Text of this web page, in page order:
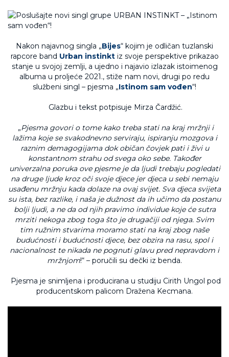
Nakon najavnog singla „Bijes“ kojim je odličan tuzlanski
rapcore band Urban instinktiz svoje perspektive prikazao
stanje u svojoj zemlji, a ujedno i najavio izlazak istoimenog
albuma u proljeće 2021., stiže nam novi, drugi po redu
službeni singl – pjesma „Istinom sam vođen“!
Glazbu i tekst potpisuje Mirza Čardžić.
„Pjesma govori o tome kako treba stati na kraj mržnji i
lažima koje se svakodnevno serviraju, ispiranju mozgova i
raznim demagogijama dok običan čovjek pati i živi u
konstantnom strahu od svega oko sebe. Također
univerzalna poruka ove pjesme je da ljudi trebaju pogledati
na druge ljude kroz oči svoje djece jer djeca u sebi nemaju
usađenu mržnju kada dolaze na ovaj svijet. Sva djeca svijeta
su ista, bez razlike, i naša je dužnost da ih učimo da postanu
bolji ljudi, a ne da od njih pravimo individue koje će sutra
mrziti nekoga zbog toga što je drugačiji od njega. Svim
tim ružnim stvarima moramo stati na kraj zbog naše
budućnosti i budućnosti djece, bez obzira na rasu, spol i
nacionalnost te nikada ne pognuti glavu pred nepravdom i
mržnjom!“ – poručili su dečki iz benda.
Pjesma je snimljena i producirana u studiju Cirith Ungol pod
producentskom palicom Dražena Kecmana.